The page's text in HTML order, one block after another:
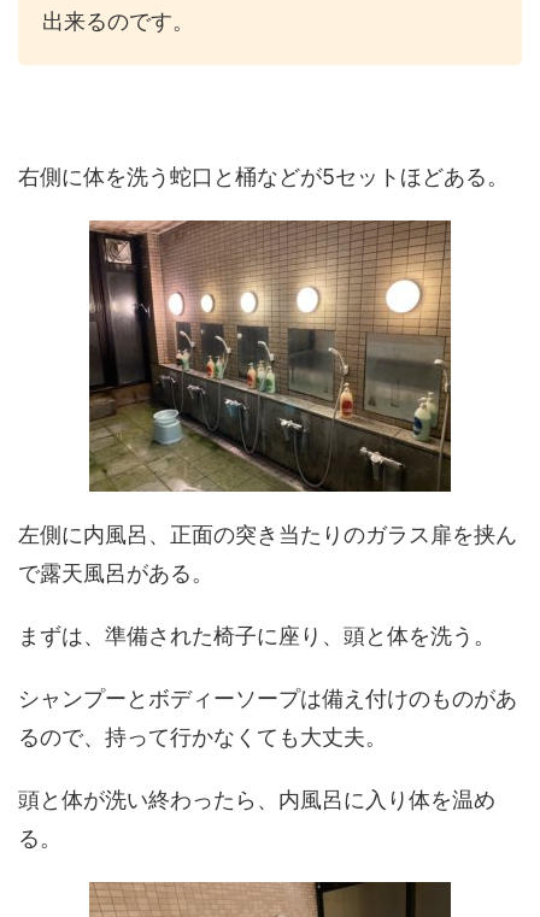
出来るのです。
右側に体を洗う蛇口と桶などが5セットほどある。
左側に内風呂、正面の突き当たりのガラス扉を挟ん
で露天風呂がある。
まずは、準備された椅子に座り、頭と体を洗う。
シャンプーとボディーソープは備え付けのものがあ
るので、持って行かなくても大丈夫。
頭と体が洗い終わったら、内風呂に入り体を温め
る。